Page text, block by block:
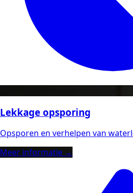
Lekkage opsporing
Opsporen en verhelpen van
Meer informatie →